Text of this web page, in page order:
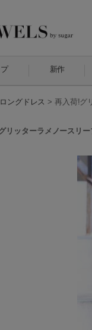
プ 新作
ロングドレス > 再入荷!グ
リッターラメノースリ